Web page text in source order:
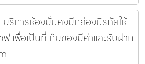
บริการห้องมั่นคงมีกล่องนิรภัยให้
ฟ เพื่อเป็นที่เก็บของมีค่าและรับฝาก